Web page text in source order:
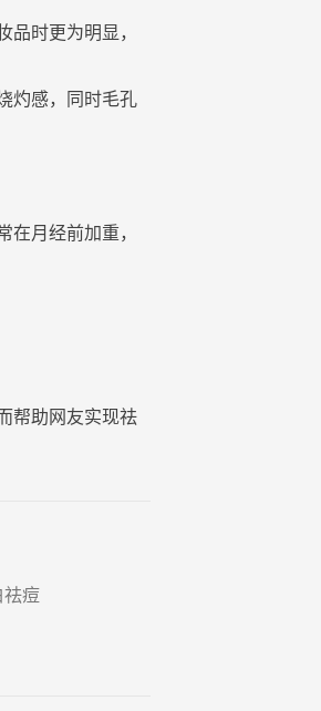
品时更为明显，
灼感，同时毛孔
在月经前加重，
帮助网友实现祛
祛痘